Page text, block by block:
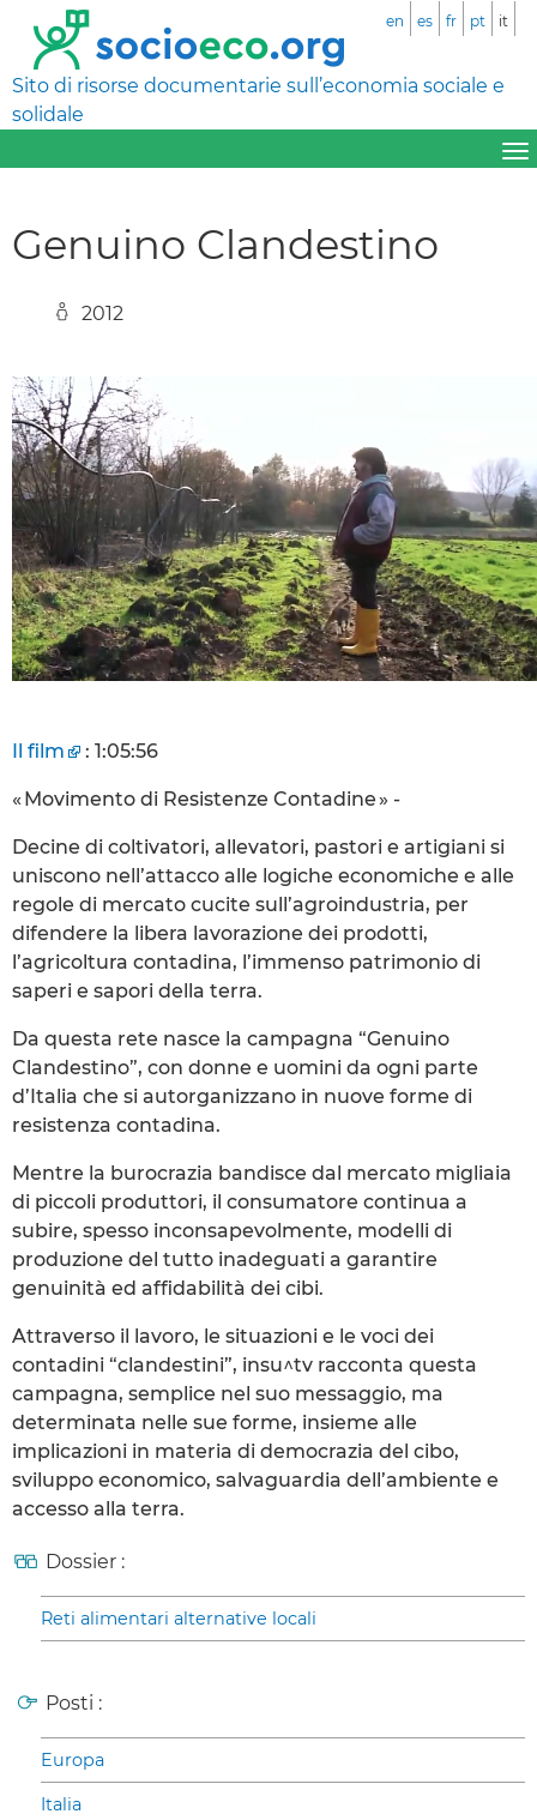
Sito di risorse documentarie sull’economia sociale e
solidale
en es fr pt it
Genuino Clandestino
2012
Il film : 1:05:56
« Movimento di Resistenze Contadine » -
Decine di coltivatori, allevatori, pastori e artigiani si
uniscono nell’attacco alle logiche economiche e alle
regole di mercato cucite sull’agroindustria, per
difendere la libera lavorazione dei prodotti,
l’agricoltura contadina, l’immenso patrimonio di
saperi e sapori della terra.
Da questa rete nasce la campagna “Genuino
Clandestino”, con donne e uomini da ogni parte
d’Italia che si autorganizzano in nuove forme di
resistenza contadina.
Mentre la burocrazia bandisce dal mercato migliaia
di piccoli produttori, il consumatore continua a
subire, spesso inconsapevolmente, modelli di
produzione del tutto inadeguati a garantire
genuinità ed affidabilità dei cibi.
Attraverso il lavoro, le situazioni e le voci dei
contadini “clandestini”, insu^tv racconta questa
campagna, semplice nel suo messaggio, ma
determinata nelle sue forme, insieme alle
implicazioni in materia di democrazia del cibo,
sviluppo economico, salvaguardia dell’ambiente e
accesso alla terra.
Dossier :
Reti alimentari alternative locali
Posti :
Europa
Italia